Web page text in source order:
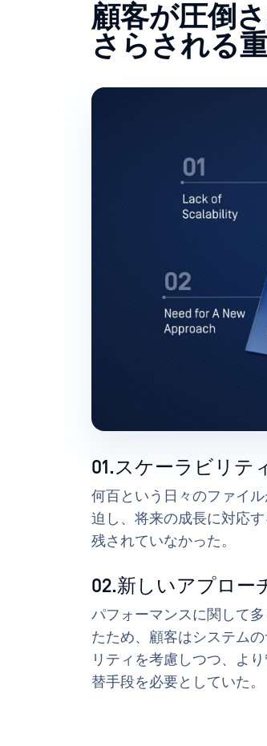
顧客が圧倒
さらされる
01.スケーラビリテ
何百という日々のファイ
迫し、将来の成長に対応
残されていなかった。
02.新しいアプロー
パフォーマンスに関して
たため、顧客はシステム
リティを考慮しつつ、よ
替手段を必要としていた。